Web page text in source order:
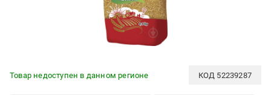
Товар недоступен в данном регионе КОД 52239287